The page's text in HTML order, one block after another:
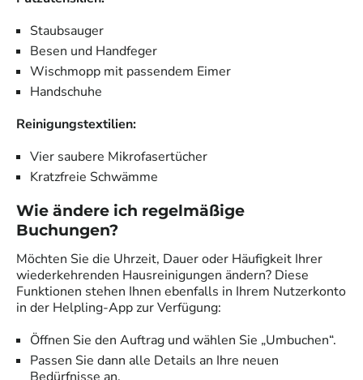
Staubsauger
Besen und Handfeger
Wischmopp mit passendem Eimer
Handschuhe
Reinigungstextilien:
Vier saubere Mikrofasertücher
Kratzfreie Schwämme
Wie ändere ich regelmäßige
Buchungen?
Möchten Sie die Uhrzeit, Dauer oder Häufigkeit Ihrer
wiederkehrenden Hausreinigungen ändern? Diese
Funktionen stehen Ihnen ebenfalls in Ihrem Nutzerkonto
in der Helpling-App zur Verfügung:
Öffnen Sie den Auftrag und wählen Sie „Umbuchen“.
Passen Sie dann alle Details an Ihre neuen